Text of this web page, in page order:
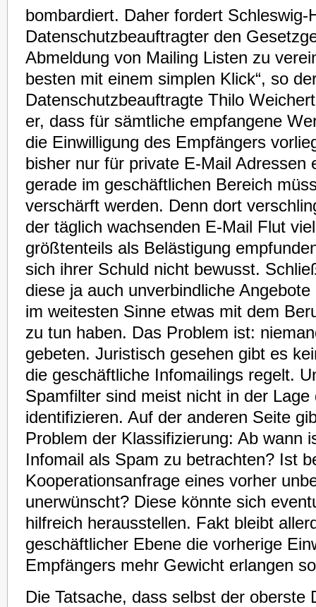
bombardiert. Daher fordert Schleswig-
Datenschutzbeauftragter den
Abmeldung von Mailing Listen zu
besten mit einem simplen Klick“, so
Datenschutzbeauftragte Thilo
er, dass für sämtliche empfangene
die Einwilligung des Empfängers
bisher nur für private E-Mail Adressen
gerade im geschäftlichen Bereich
verschärft werden. Denn dort
der täglich wachsenden E-Mail Flut
größtenteils als Belästigung
sich ihrer Schuld nicht bewusst.
diese ja auch unverbindliche
im weitesten Sinne etwas mit dem
zu tun haben. Das Problem ist:
gebeten. Juristisch gesehen gibt es
die geschäftliche Infomailings regelt.
Spamfilter sind meist nicht in der
identifizieren. Auf der anderen Seite
Problem der Klassifizierung: Ab wann
Infomail als Spam zu betrachten? Ist
Kooperationsanfrage eines vorher
unerwünscht? Diese könnte sich
hilfreich herausstellen. Fakt bleibt
geschäftlicher Ebene die vorherige
Empfängers mehr Gewicht erlangen
Die Tatsache, dass selbst der oberste